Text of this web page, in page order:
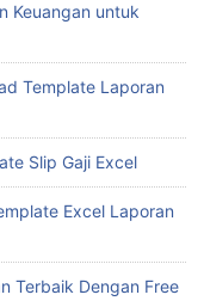
Keuangan untuk
Template Laporan
Slip Gaji Excel
Excel Laporan
Terbaik Dengan Free